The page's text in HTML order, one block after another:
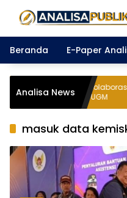
Beranda
E-Paper
Analisa News
Perkuat Kolaborasi
FMIPA UGM
masuk data